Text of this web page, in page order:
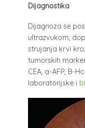
Dijagnostika
Dijagnoza se
ultrazvukom,
strujanja krvi
tumorskih
CEA, a-AFP, B-
laboratorijske i